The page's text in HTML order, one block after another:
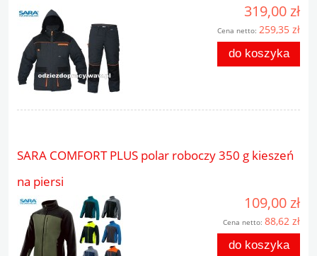
319,00 zł
Cena netto: 259,35 zł
do koszyka
SARA COMFORT PLUS polar roboczy 350 g kieszeń
na piersi
109,00 zł
Cena netto: 88,62 zł
do koszyka